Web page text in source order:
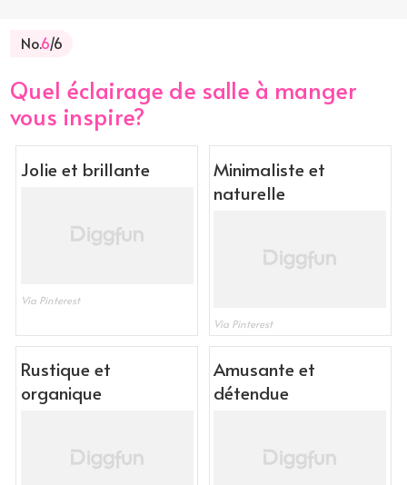
No.6/6
Quel éclairage de salle à manger
vous inspire?
Jolie et brillante
Via Pinterest
Minimaliste et
naturelle
Via Pinterest
Rustique et
organique
Amusante et
détendue